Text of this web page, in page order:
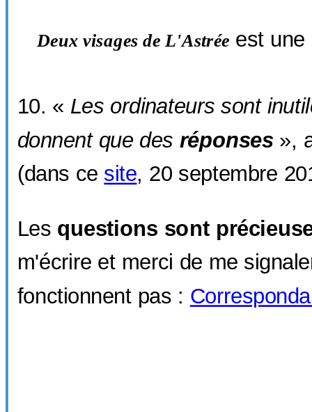
Deux visages de L'Astrée est
« Les ordinateurs sont
donnent que des réponses »,
(dans ce site, 20 septembre
Les questions sont
m'écrire et merci de me
fonctionnent pas :